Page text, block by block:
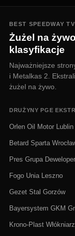
BEST SPEEDWAY TV
Żużel na
klasyfikacje
Najważniejsze
i Metalkas 2.
żużel na żywo.
DRUŻYNY PGE
Orlen Oil Motor Lublin
Betard Sparta
Pres Grupa
Fogo Unia Leszno
Gezet Stal Gorzów
Bayersystem GKM
Krono-Plast